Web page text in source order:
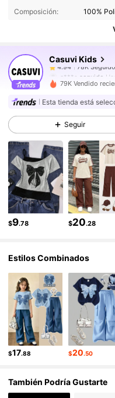
Composición:
100%
Casuvi Kids
4.94
78K
a***s seguido
4.94
78K
4.94 78K
4.94 78K
4.94 78K
4.94 78K
4.94 78K
79K Vendido
Esta tienda está
Seguir
$9.78 $20.28
Estilos Combinados
$17.88 $20.50
También Podría Gustarte